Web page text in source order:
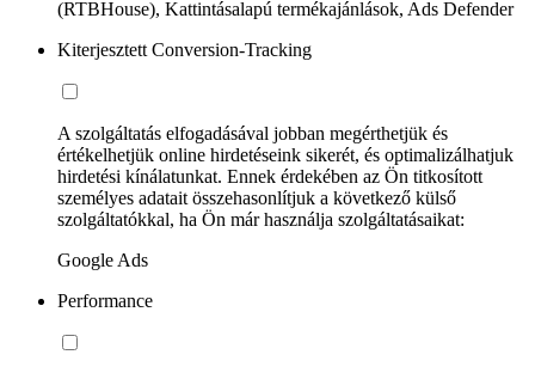
(RTBHouse), Kattintásalapú termékajánlások, Ads Defender
Kiterjesztett Conversion-Tracking
A szolgáltatás elfogadásával jobban megérthetjük és
értékelhetjük online hirdetéseink sikerét, és optimalizálhatjuk
hirdetési kínálatunkat. Ennek érdekében az Ön titkosított
személyes adatait összehasonlítjuk a következő külső
szolgáltatókkal, ha Ön már használja szolgáltatásaikat:
Google Ads
Performance